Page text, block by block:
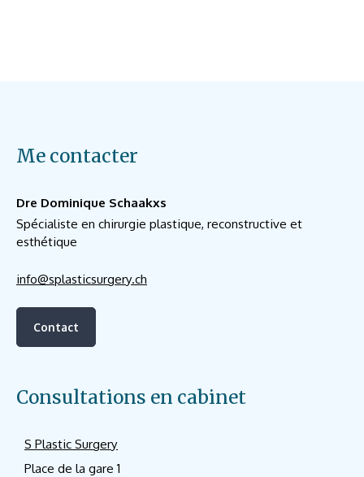
Me contacter
Dre Dominique Schaakxs
Spécialiste en chirurgie plastique, reconstructive et
esthétique
info@splasticsurgery.ch
Contact
Consultations en cabinet
S Plastic Surgery
Place de la gare 1